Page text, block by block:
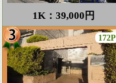
1K：39,000円
172P